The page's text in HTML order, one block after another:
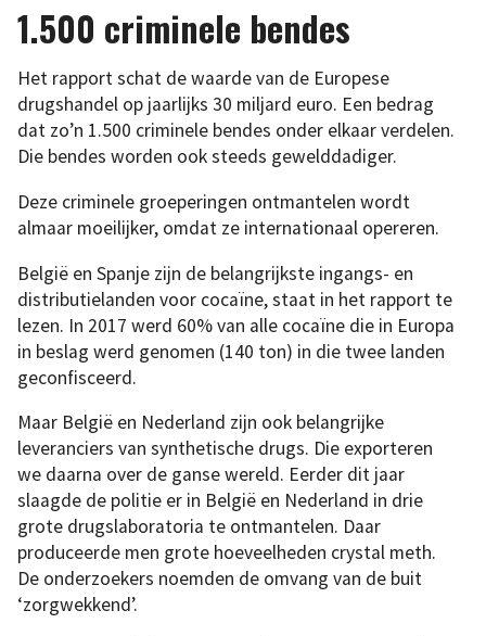
1.500 criminele bendes
Het rapport schat de waarde van de Europese
drugshandel op jaarlijks 30 miljard euro. Een bedrag
dat zo’n 1.500 criminele bendes onder elkaar verdelen.
Die bendes worden ook steeds gewelddadiger.
Deze criminele groeperingen ontmantelen wordt
almaar moeilijker, omdat ze internationaal opereren.
België en Spanje zijn de belangrijkste ingangs- en
distributielanden voor cocaïne, staat in het rapport te
lezen. In 2017 werd 60% van alle cocaïne die in Europa
in beslag werd genomen (140 ton) in die twee landen
geconfisceerd.
Maar België en Nederland zijn ook belangrijke
leveranciers van synthetische drugs. Die exporteren
we daarna over de ganse wereld. Eerder dit jaar
slaagde de politie er in België en Nederland in drie
grote drugslaboratoria te ontmantelen. Daar
produceerde men grote hoeveelheden crystal meth.
De onderzoekers noemden de omvang van de buit
‘zorgwekkend’.